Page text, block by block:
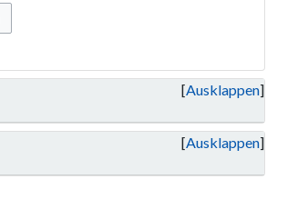
Ausklappen
Ausklappen